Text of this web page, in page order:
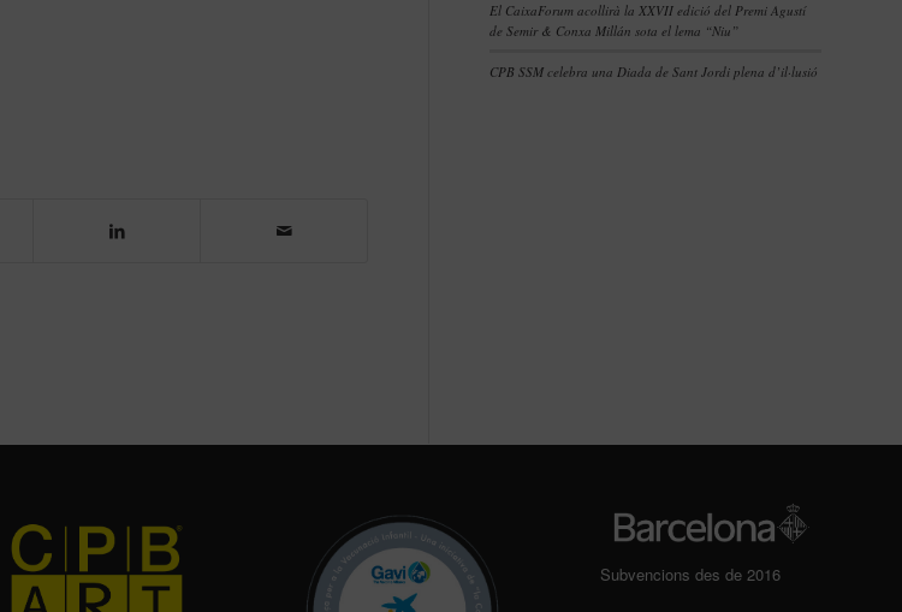
El CaixaForum acollirà la XXVII edició del Premi Agustí
de Semir & Conxa Millán sota el lema “Niu”
CPB SSM celebra una Diada de Sant Jordi plena d’il·lusió
Subvencions des de 2016